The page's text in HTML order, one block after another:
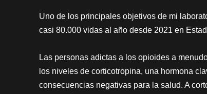
Uno de los principales objetivos de mi
casi 80.000 vidas al año desde 2021 en
Las personas adictas a los opioides a
los niveles de corticotropina, una hormona
consecuencias negativas para la salud. A